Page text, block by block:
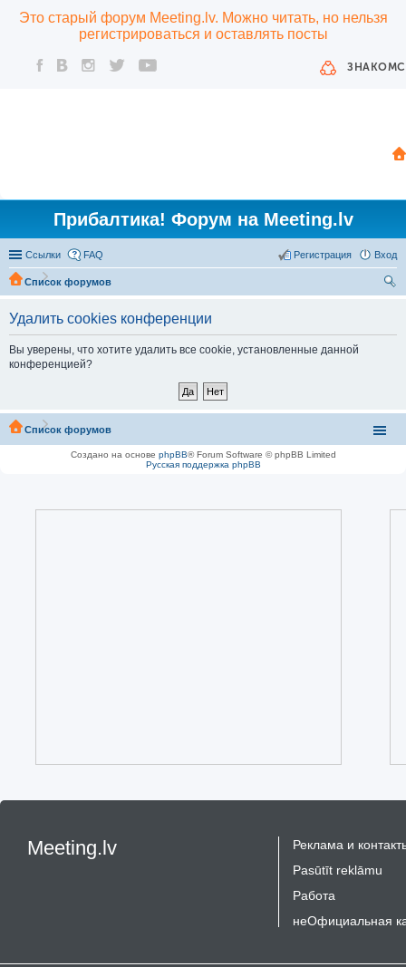
Это старый форум Meeting.lv. Можно читать, но нельзя
регистрироваться и оставлять посты
Прибалтика! Форум на Meeting.lv
Ссылки FAQ Вход
Регистрация
Список форумов
Удалить cookies конференции
Вы уверены, что хотите удалить все cookie, установленные данной
конференцией?
Список форумов
Создано на основе phpBB® Forum Software © phpBB Limited
Русская поддержка phpBB
Meeting.lv
Реклама и
Pasūtīt reklāmu
Работа
неОфициальная